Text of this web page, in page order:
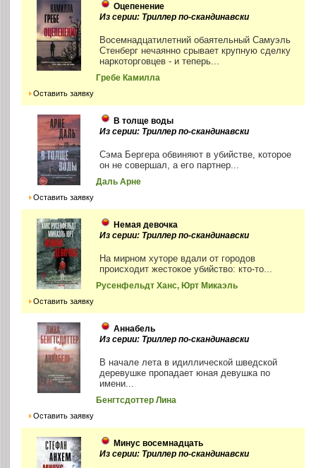
Оцепенение
Из серии: Триллер по-скандинавски
Восемнадцатилетний обаятельный Самуэль
Стенберг нечаянно срывает крупную сделку
наркоторговцев - и теперь...
Гребе Камилла
Оставить заявку
В толще воды
Из серии: Триллер по-скандинавски
Сэма Бергера обвиняют в убийстве, которое
он не совершал, а его партнер...
Даль Арне
Оставить заявку
Немая девочка
Из серии: Триллер по-скандинавски
На мирном хуторе вдали от городов
происходит жестокое убийство: кто-то...
Русенфельдт Ханс, Юрт Микаэль
Оставить заявку
Аннабель
Из серии: Триллер по-скандинавски
В начале лета в идиллической шведской
деревушке пропадает юная девушка по
имени...
Бенгтсдоттер Лина
Оставить заявку
Минус восемнадцать
Из серии: Триллер по-скандинавски